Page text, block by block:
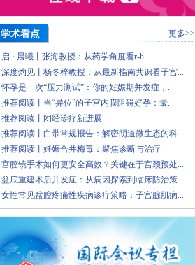
学术看点 更多>>
启 · 晨曦丨张海教授：从药学角度看r-h...
深度灼见丨杨冬梓教授：从最新指南共识看子宫...
怀孕是一次“压力测试”：你的妊娠期并发症，...
推荐阅读丨当“异位”的子宫内膜阻碍好孕：最...
推荐阅读丨闭经诊疗新进展
推荐阅读丨白带常规报告：解密阴道微生态的科...
推荐阅读丨妊娠合并梅毒：聚焦诊断与治疗
宫腔镜手术如何更安全高效？关键在于宫颈预处...
盆底重建术后并发症：从病因探索到临床防治策...
女性常见盆腔疼痛性疾病诊疗策略：子宫腺肌病...